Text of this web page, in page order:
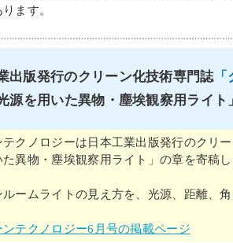
ます。
出版発行のクリーン化技術専門誌「
源を用いた異物・塵埃観察用ライ
テクノロジーは日本工業出版発行のクリ
た異物・塵埃観察用ライト」の章を寄稿
ルームライトの見え方を、光源、距離、
テクノロジー6月号の掲載ページ